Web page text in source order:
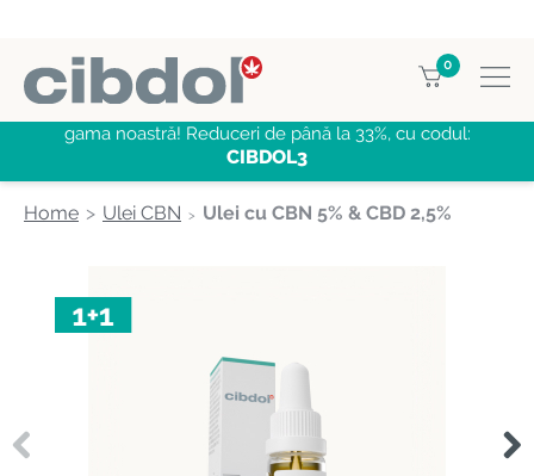
0
CUMPĂRĂ 3, PLĂTEȘTE PENTRU 2
gama noastră! Reduceri de până la 33%, cu codul:
CIBDOL3
Home Ulei CBN Ulei cu CBN 5% & CBD 2,5%